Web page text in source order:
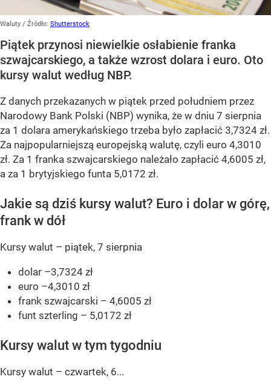
Waluty / Źródło: Shutterstock
Piątek przynosi niewielkie osłabienie franka
szwajcarskiego, a także wzrost dolara i euro. Oto
kursy walut według NBP.
Z danych przekazanych w piątek przed południem przez
Narodowy Bank Polski (NBP) wynika, że w dniu 7 sierpnia
za 1 dolara amerykańskiego trzeba było zapłacić 3,7324 zł.
Za najpopularniejszą europejską walutę, czyli euro 4,3010
zł. Za 1 franka szwajcarskiego należało zapłacić 4,6005 zł,
a za 1 brytyjskiego funta 5,0172 zł.
Jakie są dziś kursy walut? Euro i dolar w górę,
frank w dół
Kursy walut – piątek, 7 sierpnia
dolar –3,7324 zł
euro –4,3010 zł
frank szwajcarski – 4,6005 zł
funt szterling – 5,0172 zł
Kursy walut w tym tygodniu
Kursy walut – czwartek, 6...